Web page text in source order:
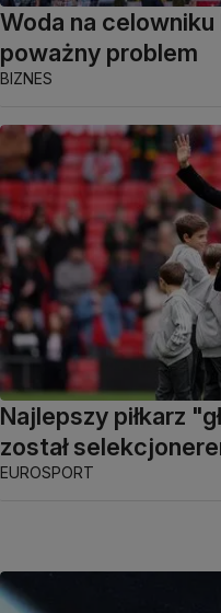
Woda na celowniku
poważny problem
BIZNES
Najlepszy piłkarz
został
EUROSPORT